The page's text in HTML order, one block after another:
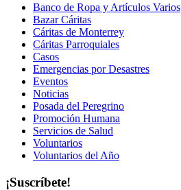
Banco de Ropa y Artículos Varios
Bazar Cáritas
Cáritas de Monterrey
Cáritas Parroquiales
Casos
Emergencias por Desastres
Eventos
Noticias
Posada del Peregrino
Promoción Humana
Servicios de Salud
Voluntarios
Voluntarios del Año
¡Suscríbete!